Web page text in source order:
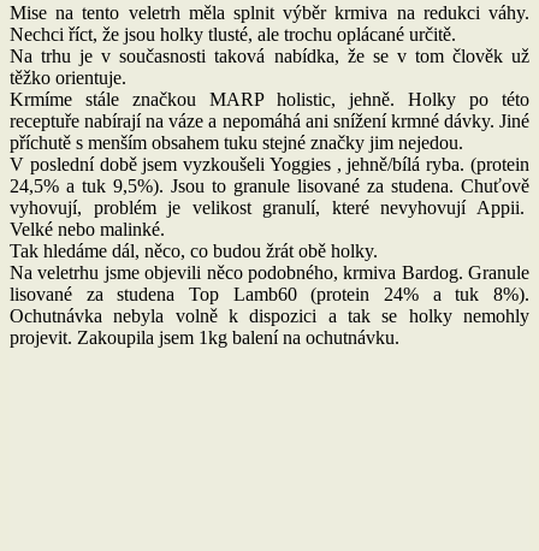
Mise na tento veletrh měla splnit výběr krmiva na redukci váhy.
Nechci říct, že jsou holky tlusté, ale trochu oplácané určitě.
Na trhu je v současnosti taková nabídka, že se v tom člověk už
těžko orientuje.
Krmíme stále značkou MARP holistic, jehně. Holky po této
receptuře nabírají na váze a nepomáhá ani snížení krmné dávky. Jiné
příchutě s menším obsahem tuku stejné značky jim nejedou.
V poslední době jsem vyzkoušeli Yoggies , jehně/bílá ryba. (protein
24,5% a tuk 9,5%). Jsou to granule lisované za studena. Chuťově
vyhovují, problém je velikost granulí, které nevyhovují Appii.
Velké nebo malinké.
Tak hledáme dál, něco, co budou žrát obě holky.
Na veletrhu jsme objevili něco podobného, krmiva Bardog. Granule
lisované za studena Top Lamb60 (protein 24% a tuk 8%).
Ochutnávka nebyla volně k dispozici a tak se holky nemohly
projevit. Zakoupila jsem 1kg balení na ochutnávku.